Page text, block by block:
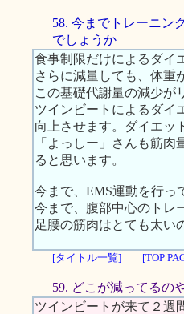
58. 今までトレーニン
でしょうか
食事制限だけによるダイ
さらに減量しても、体重
この基礎代謝量の減少が
ツインビートによるダイ
向上させます。ダイエッ
「よっしー」さんも筋
ると思います。
今まで、EMS運動を行っ
今まで、腹部中心のトレ
足腰の筋肉はとても太い
[タイトル一覧] [TOP
59. どこが減ってるの
ツインビートが来て２週